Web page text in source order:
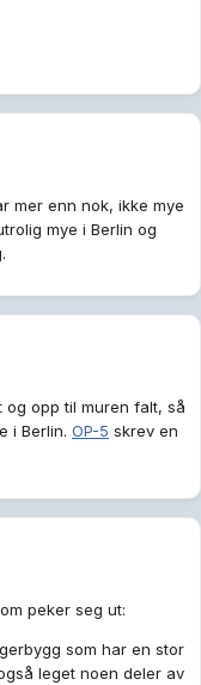
mer enn nok, ikke mye
mye i Berlin og
og opp til muren falt, så
i Berlin. OP-5 skrev en
peker seg ut:
som har en stor
leget noen deler av